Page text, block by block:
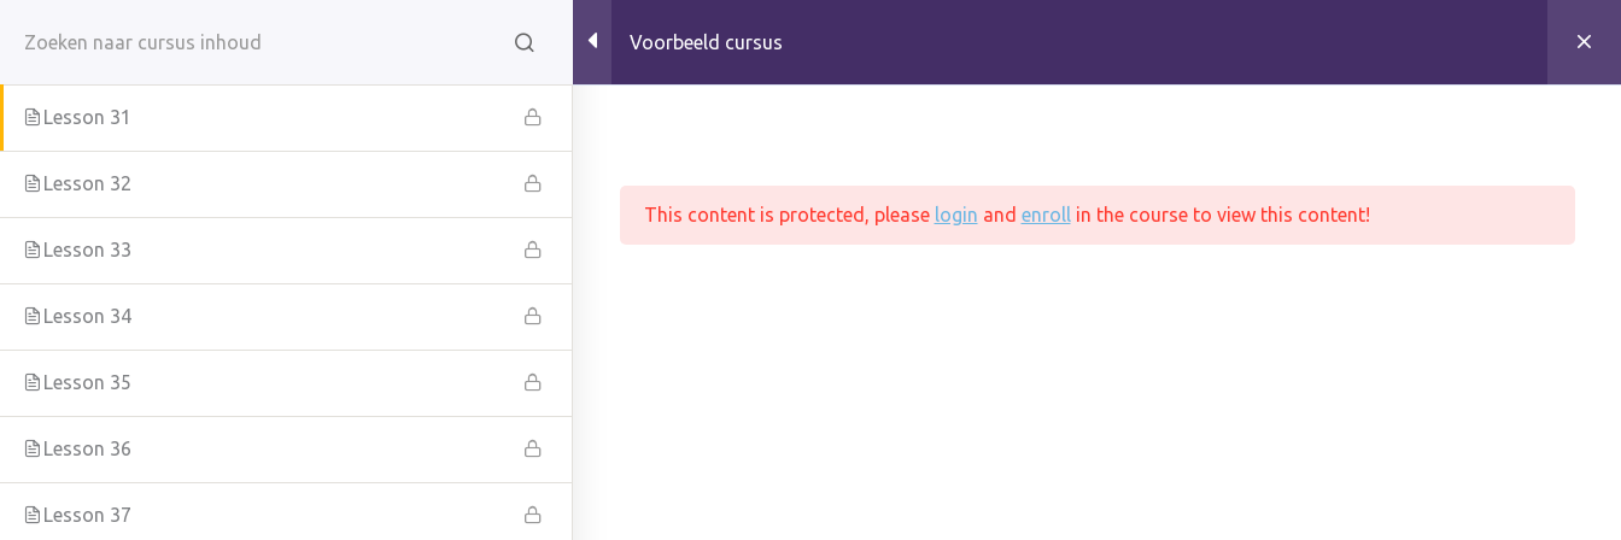
naar
de
inhoud
Logopedie Werkwijze Specialisaties Team Contact Aanmelden
Home All Courses
Voorbeeld cursus
Lesson 30
Lesson 31
Lesson 32
Lesson 33
Lesson 34
Lesson 35
Lesson 36
Lesson 37
This content is protected, please login and enrollin the course to view this content!
Copyright © 2026 VerbaalZorg